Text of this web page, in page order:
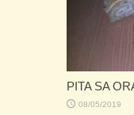
PITA SA
08/05/2019